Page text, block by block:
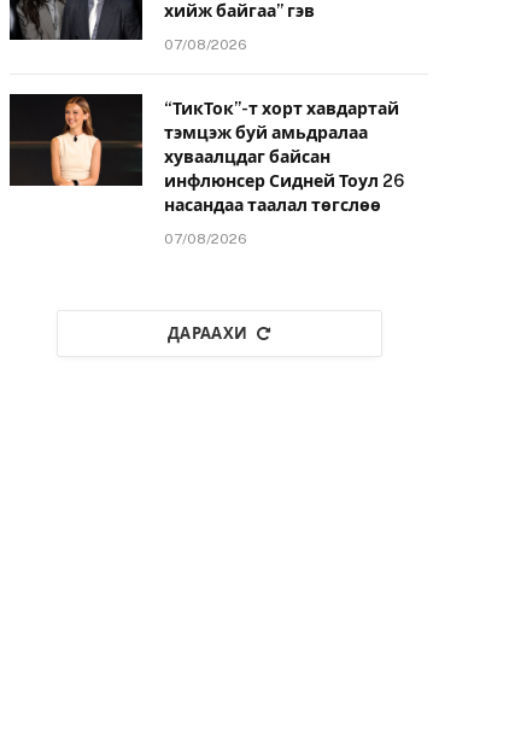
хийж байгаа” гэв
07/08/2026
“ТикТок”-т хорт хавдартай
тэмцэж буй амьдралаа
хуваалцдаг байсан
инфлюнсер Сидней Тоул 26
насандаа таалал төгслөө
07/08/2026
ДАРААХИ